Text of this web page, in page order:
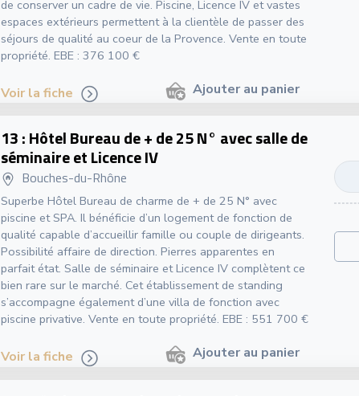
de conserver un cadre de vie. Piscine, Licence IV et vastes
espaces extérieurs permettent à la clientèle de passer des
séjours de qualité au coeur de la Provence. Vente en toute
propriété. EBE : 376 100 €
Voir la fiche Ajouter au panier
13 : Hôtel Bureau de + de 25 N° avec salle de
séminaire et Licence IV
Bouches-du-Rhône
Superbe Hôtel Bureau de charme de + de 25 N° avec
piscine et SPA. Il bénéficie d’un logement de fonction de
qualité capable d’accueillir famille ou couple de dirigeants.
Possibilité affaire de direction. Pierres apparentes en
parfait état. Salle de séminaire et Licence IV complètent ce
bien rare sur le marché. Cet établissement de standing
s’accompagne également d’une villa de fonction avec
piscine privative. Vente en toute propriété. EBE : 551 700 €
Voir la fiche Ajouter au panier